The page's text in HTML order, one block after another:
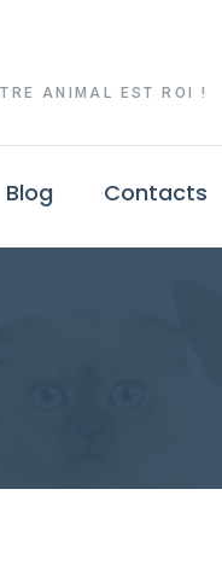
ANIMAL EST ROI !
Blog Contacts